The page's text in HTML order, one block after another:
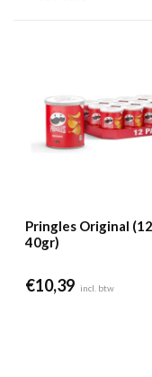
Pringles Original
40gr)
€10,39 incl. btw